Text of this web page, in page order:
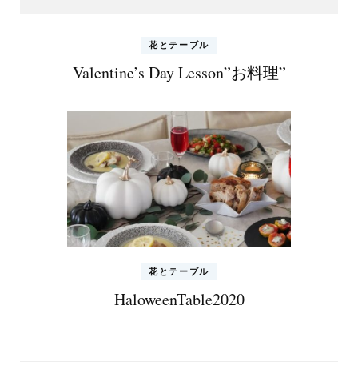
花とテーブル
Valentine’s Day Lesson”お料理”
花とテーブル
HaloweenTable2020